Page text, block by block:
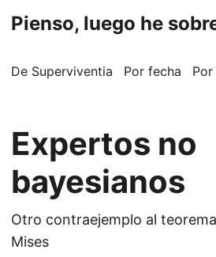
Pienso, luego he
De Superviventia Por fecha
Expertos no
bayesianos
Otro contraejemplo al
Mises